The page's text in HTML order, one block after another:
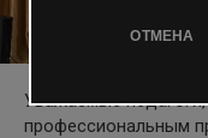
ОТМЕНА
Уважаемые
профессиональным